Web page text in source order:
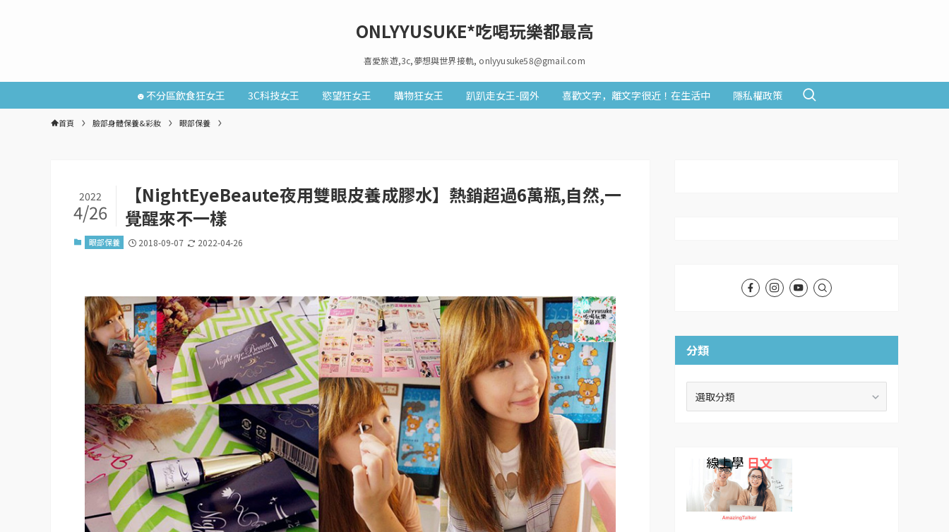
ONLYYUSUKE*吃喝玩樂都最高
喜愛旅遊,3c,夢想與世界接軌, onlyyusuke58@gmail.com
☻不分區飲食狂女王 3C科技女王 慾望狂女王 購物狂女王 趴趴走女王-國外 喜歡文字，離文字很近！在生活中 隱私權政策
首頁 臉部身體保養&彩妝 眼部保養
【NightEyeBeaute夜用雙眼皮養成膠水】熱銷超過6萬瓶,自然,一
覺醒來不一樣
2022
4/26
眼部保養 2018-09-07 2022-04-26
分類
線上學 日文